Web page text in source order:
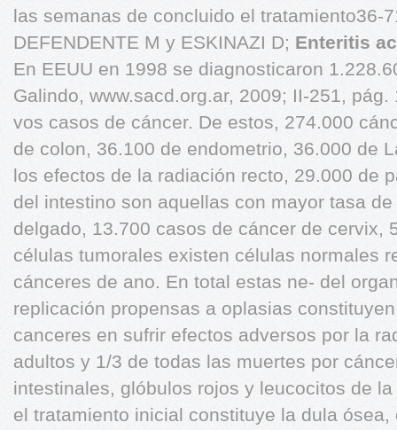
las semanas de concluido el tratamiento36-
DEFENDENTE M y ESKINAZI D; Enteritis
En EEUU en 1998 se diagnosticaron
Galindo, www.sacd.org.ar, 2009; II-251, pág.
vos casos de cáncer. De estos, 274.000
de colon, 36.100 de endometrio, 36.000 de
los efectos de la radiación recto, 29.000 de
del intestino son aquellas con mayor tasa
delgado, 13.700 casos de cáncer de cervix,
células tumorales existen células normales
cánceres de ano. En total estas ne- del
replicación propensas a oplasias
canceres en sufrir efectos adversos por la
adultos y 1/3 de todas las muertes por
intestinales, glóbulos rojos y leucocitos de
el tratamiento inicial constituye la dula